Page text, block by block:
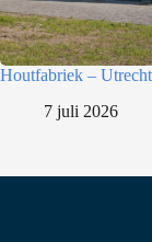
Houtfabriek – Utrecht
7 juli 2026